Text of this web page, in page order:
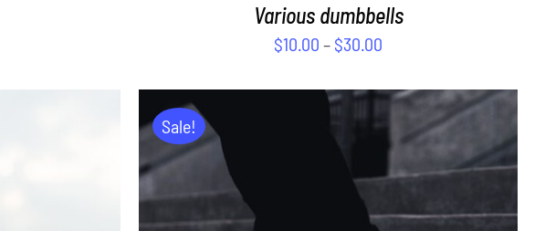
Various dumbbells
$10.00 – $30.00
Sale!